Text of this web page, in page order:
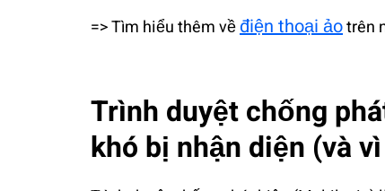
=> Tìm hiểu thêm vềđiện thoại ảotrên
Trình duyệt chống
khó bị nhận diện (và